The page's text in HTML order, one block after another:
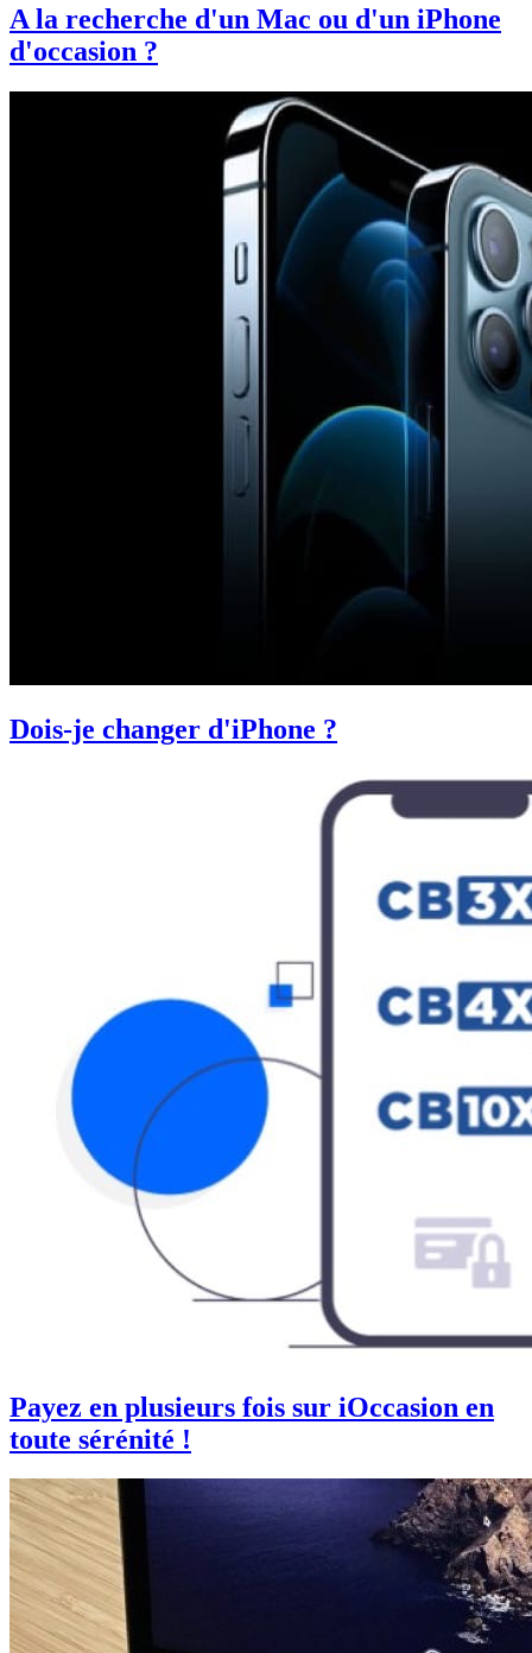
A la recherche d'un Mac ou d'un iPhone
d'occasion ?
Dois-je changer d'iPhone ?
Payez en plusieurs fois sur iOccasion en
toute sérénité !